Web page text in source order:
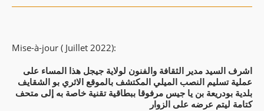
Mise-à-jour ( Juillet 2022):
اشرف السيد مدير الثقافة والفنون لولاية جيجل هذا المساء على
عملية تسليم النصب الميلي المكتشف بالموقع الاثري بو الشقايف
بلدية بودريعة بن يا جيس مرفوقا ببطاقية تقنية خاصة به إلى متحف
كتامة ليتم عرضه على الزوار